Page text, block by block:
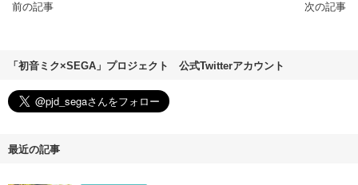
前の記事 次の記事
「初音ミク×SEGA」プロジェクト 公式Twitterアカウント
最近の記事